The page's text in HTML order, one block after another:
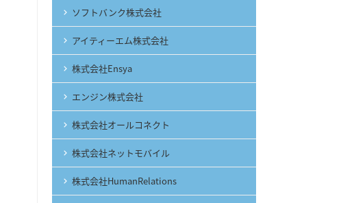
ソフトバンク株式会社
アイティーエム株式会社
株式会社Ensya
エンジン株式会社
株式会社オールコネクト
株式会社ネットモバイル
株式会社HumanRelations